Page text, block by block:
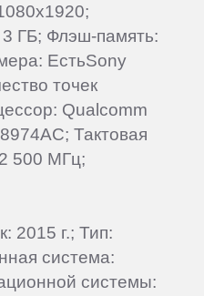
ГБ; Флэш-память:
ЕстьSony
точек
Qualcomm
Тактовая
500 МГц;
2015 г.; Тип:
система:
системы: